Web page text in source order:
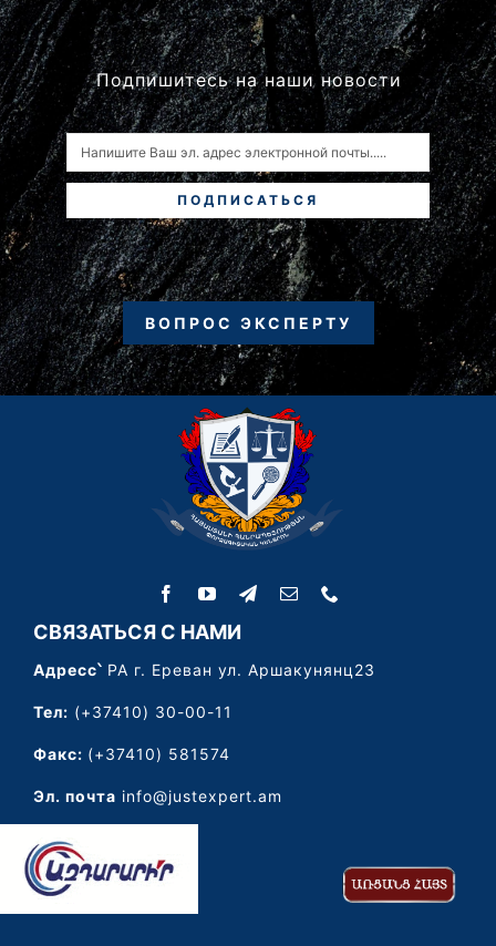
Подпишитесь на наши новости
ПОДПИСАТЬСЯ
ВОПРОС ЭКСПЕРТУ
СВЯЗАТЬСЯ С НАМИ
Адресс՝РА г. Ереван ул. Аршакунянц23
Тел: (+37410) 30-00-11
Факс: (+37410) 581574
Эл. почта info@justexpert.am